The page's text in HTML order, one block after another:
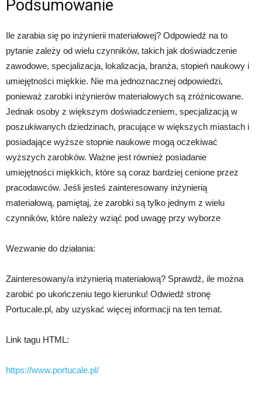
Podsumowanie
Ile zarabia się po inżynierii materiałowej? Odpowiedź na to
pytanie zależy od wielu czynników, takich jak doświadczenie
zawodowe, specjalizacja, lokalizacja, branża, stopień naukowy i
umiejętności miękkie. Nie ma jednoznacznej odpowiedzi,
ponieważ zarobki inżynierów materiałowych są zróżnicowane.
Jednak osoby z większym doświadczeniem, specjalizacją w
poszukiwanych dziedzinach, pracujące w większych miastach i
posiadające wyższe stopnie naukowe mogą oczekiwać
wyższych zarobków. Ważne jest również posiadanie
umiejętności miękkich, które są coraz bardziej cenione przez
pracodawców. Jeśli jesteś zainteresowany inżynierią
materiałową, pamiętaj, że zarobki są tylko jednym z wielu
czynników, które należy wziąć pod uwagę przy wyborze
Wezwanie do działania:
Zainteresowany/a inżynierią materiałową? Sprawdź, ile można
zarobić po ukończeniu tego kierunku! Odwiedź stronę
Portucale.pl, aby uzyskać więcej informacji na ten temat.
Link tagu HTML:
https://www.portucale.pl/